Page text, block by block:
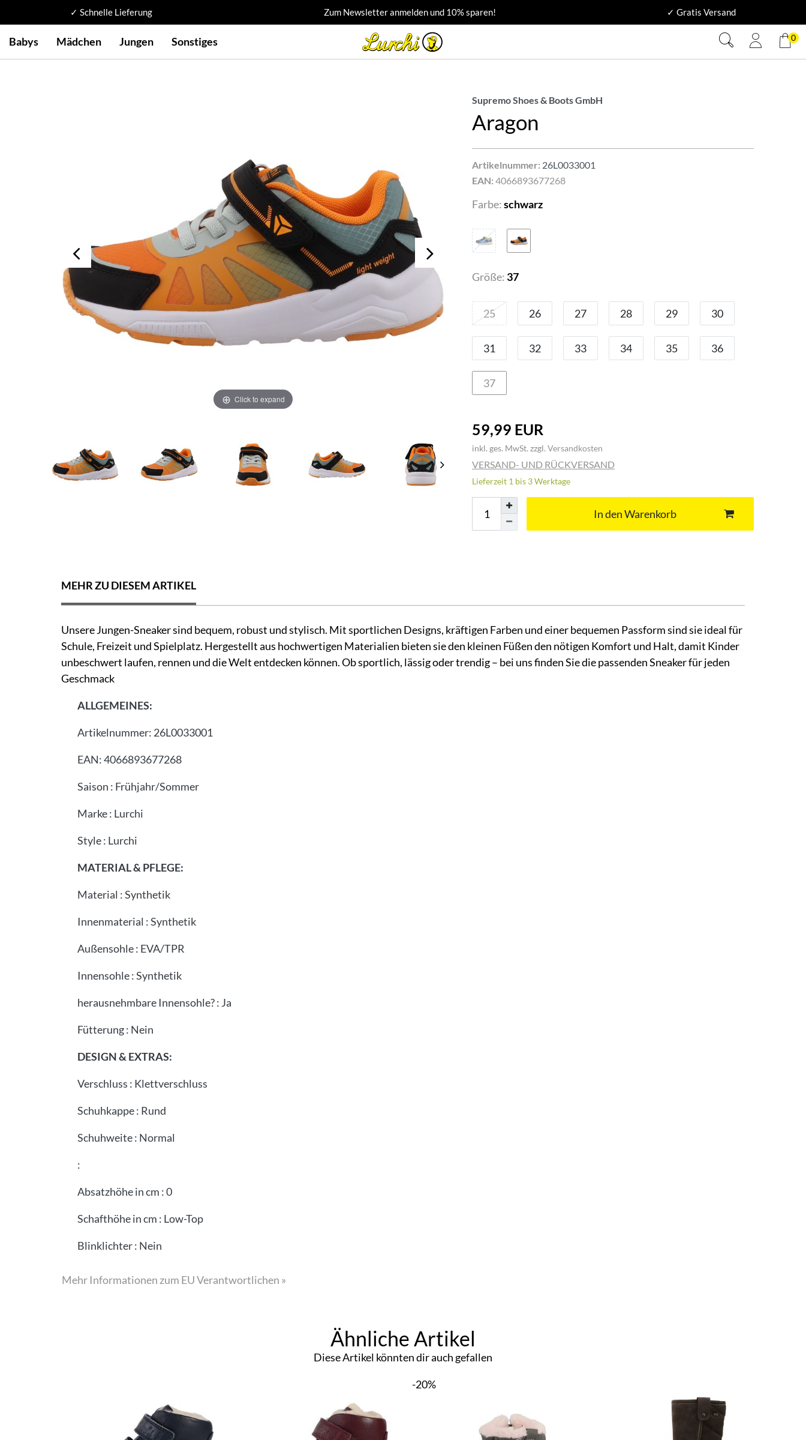
✓ Schnelle Lieferung Zum Newsletter anmelden und 10% sparen! ✓ Gratis Versand
Babys Mädchen Jungen Sonstiges 0
Click to expand
Supremo Shoes & Boots GmbH
Aragon
Artikelnummer: 26L0033001
EAN: 4066893677268
Farbe:schwarz
Größe: 37
25 26 27 28 29 30
31 32 33 34 35 36
37
59,99 EUR
inkl. ges. MwSt. zzgl. Versandkosten
VERSAND- UND RÜCKVERSAND
Lieferzeit 1 bis 3 Werktage
In den Warenkorb
MEHR ZU DIESEM ARTIKEL
Unsere Jungen-Sneaker sind bequem, robust und stylisch. Mit sportlichen Designs, kräftigen Farben und einer bequemen Passform sind sie ideal für
Schule, Freizeit und Spielplatz. Hergestellt aus hochwertigen Materialien bieten sie den kleinen Füßen den nötigen Komfort und Halt, damit Kinder
unbeschwert laufen, rennen und die Welt entdecken können. Ob sportlich, lässig oder trendig – bei uns finden Sie die passenden Sneaker für jeden
Geschmack
ALLGEMEINES:
Artikelnummer: 26L0033001
EAN:4066893677268
Saison : Frühjahr/Sommer
Marke: Lurchi
Style: Lurchi
MATERIAL & PFLEGE:
Material :Synthetik
Innenmaterial :Synthetik
Außensohle: EVA/TPR
Innensohle:Synthetik
herausnehmbare Innensohle?: Ja
Fütterung: Nein
DESIGN & EXTRAS:
Verschluss : Klettverschluss
Schuhkappe: Rund
Schuhweite: Normal
:
Absatzhöhe in cm :0
Schafthöhe in cm : Low-Top
Blinklichter: Nein
Mehr Informationen zum EU Verantwortlichen »
Ähnliche Artikel
Diese Artikel könnten dir auch gefallen
-20%